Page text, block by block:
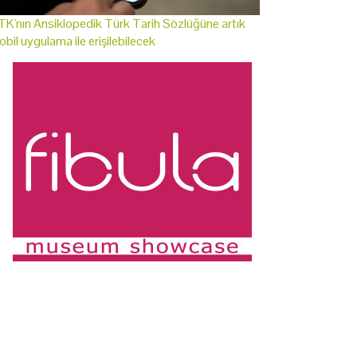
Ansiklopedik Türk Tarih Sözlüğüne artık
uygulama ile erişilebilecek